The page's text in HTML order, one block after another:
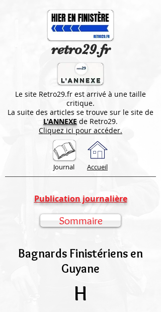
retro29.fr
Le site Retro29.fr est arrivé à une taille
critique.
La suite des articles se trouve sur le site de
L'ANNEXE de Retro29.
Cliquez ici pour accéder.
Journal Accueil
Publication journalière
Sommaire
Bagnards Finistériens en
Guyane
H